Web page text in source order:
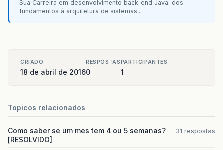
Sua Carreira em desenvolvimento back-end Java: dos
fundamentos à arquitetura de sistemas...
CRIADO
18 de abril de 2016
RESPOSTAS
0
PARTICIPANTES
1
Topicos relacionados
Como saber se um mes tem 4 ou 5 semanas?
[RESOLVIDO]
31 respostas